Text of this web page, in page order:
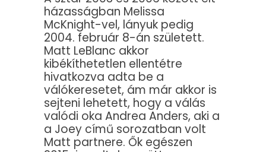
házasságban Melissa
McKnight-vel, lányuk pedig
2004. február 8-án született.
Matt LeBlanc akkor
kibékíthetetlen ellentétre
hivatkozva adta be a
válókeresetet, ám már akkor is
sejteni lehetett, hogy a válás
valódi oka Andrea Anders, aki a
a Joey című sorozatban volt
Matt partnere. Ők egészen